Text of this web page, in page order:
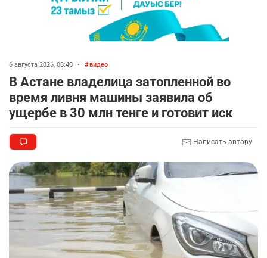
🐏 Скота больше, а мясо дороже. Почему в
Казахстане продолжают расти цены на
баранину и конину
8
🗣 620 человек освободили из колоний по
амнистии
2340 3 18
9
2333 7 72
10
🎬 Умер известный казахстанский
кинорежиссёр Ардак Амиркулов
2313 0 50
6 августа 2026, 08:40 • видео
В Астане владелица затопленной во
время ливня машины заявила об
ущербе в 30 млн тенге и готовит иск
Написать автору